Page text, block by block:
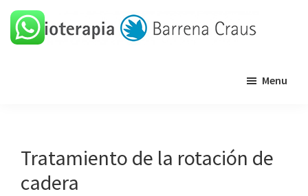
Skip
to
primary
Skip
to
main
Skip
to
primary
Skip
to
footer
Menu
Tratamiento de la rotación de
cadera